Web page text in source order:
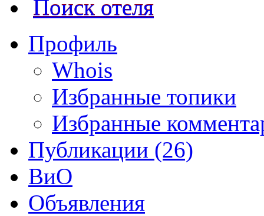
Поиск отеля
Профиль
Whois
Избранные топики
Избранные
Публикации (26)
ВиО
Объявления